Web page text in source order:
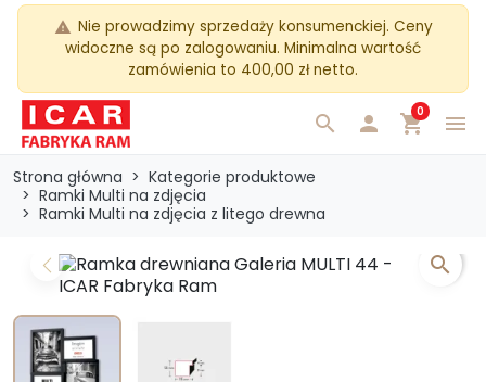
warning Nie prowadzimy sprzedaży konsumenckiej. Ceny
widoczne są po zalogowaniu. Minimalna wartość
zamówienia to 400,00 zł netto.
menu
search  shopping_cart
0
Strona główna
Kategorie produktowe
Ramki Multi na zdjęcia
Ramki Multi na zdjęcia z litego drewna
Previous Next
search